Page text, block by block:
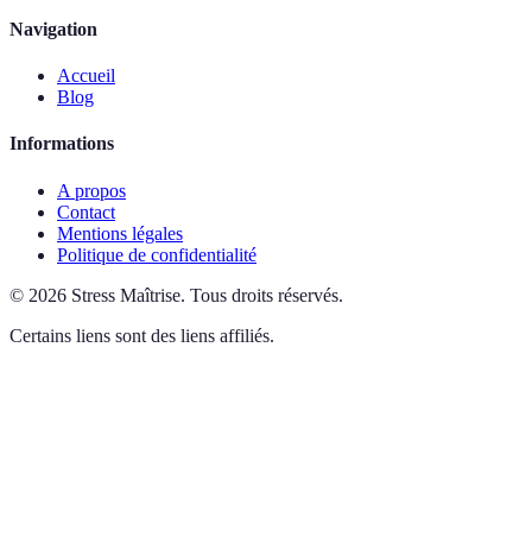
Navigation
Accueil
Blog
Informations
A propos
Contact
Mentions légales
Politique de confidentialité
© 2026 Stress Maîtrise. Tous droits réservés.
Certains liens sont des liens affiliés.